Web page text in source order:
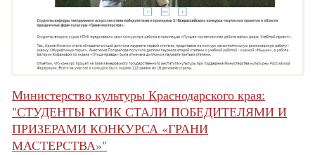
Министерство культуры Краснодарского края:
"СТУДЕНТЫ КГИК СТАЛИ ПОБЕДИТЕЛЯМИ И
ПРИЗЕРАМИ КОНКУРСА «ГРАНИ
МАСТЕРСТВА»"